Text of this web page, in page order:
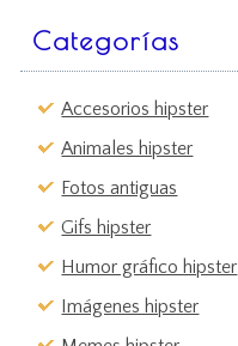
Categorías
Accesorios hipster
Animales hipster
Fotos antiguas
Gifs hipster
Humor gráfico hipster
Imágenes hipster